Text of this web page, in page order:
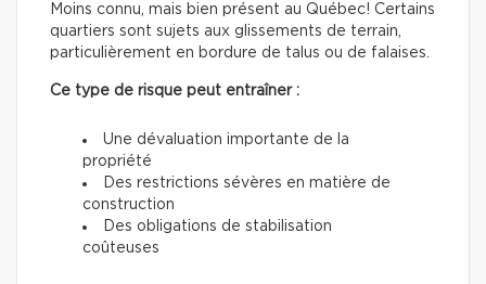
Moins connu, mais bien présent au Québec! Certains
quartiers sont sujets aux glissements de terrain,
particulièrement en bordure de talus ou de falaises.
Ce type de risque peut entraîner :
Une dévaluation importante de la
propriété
Des restrictions sévères en matière de
construction
Des obligations de stabilisation
coûteuses